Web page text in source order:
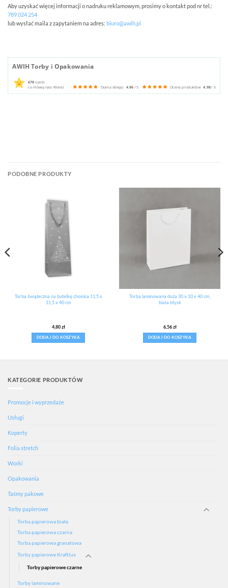
Aby uzyskać więcej informacji o nadruku reklamowym, prosimy o kontakt pod nr tel.:
789 024 254
lub wysłać maila z zapytaniem na adres: biuro@awih.pl
AWIH Torby i Opakowania
678 opinii
co mówią nasi Klienci
Ocena sklepu 4.96/ 5 Ocena produktów 4.98/ 5
PODOBNE PRODUKTY
Torba świąteczna na butelkę choinka 11,5 x
11,5 x 40 cm
4,80zł
DODAJ DO KOSZYKA
Torba laminowana duża 30 x 10 x 40 cm,
biała błysk
6,56zł
DODAJ DO KOSZYKA
KATEGORIE PRODUKTÓW
Promocje i wyprzedaże
Usługi
Koperty
Folia stretch
Worki
Opakowania
Taśmy pakowe
Torby papierowe
Torba papierowa biała
Torba papierowa czarna
Torba papierowa granatowa
Torby papierowe Kraftlux
Torby papierowe czarne
Torby laminowane